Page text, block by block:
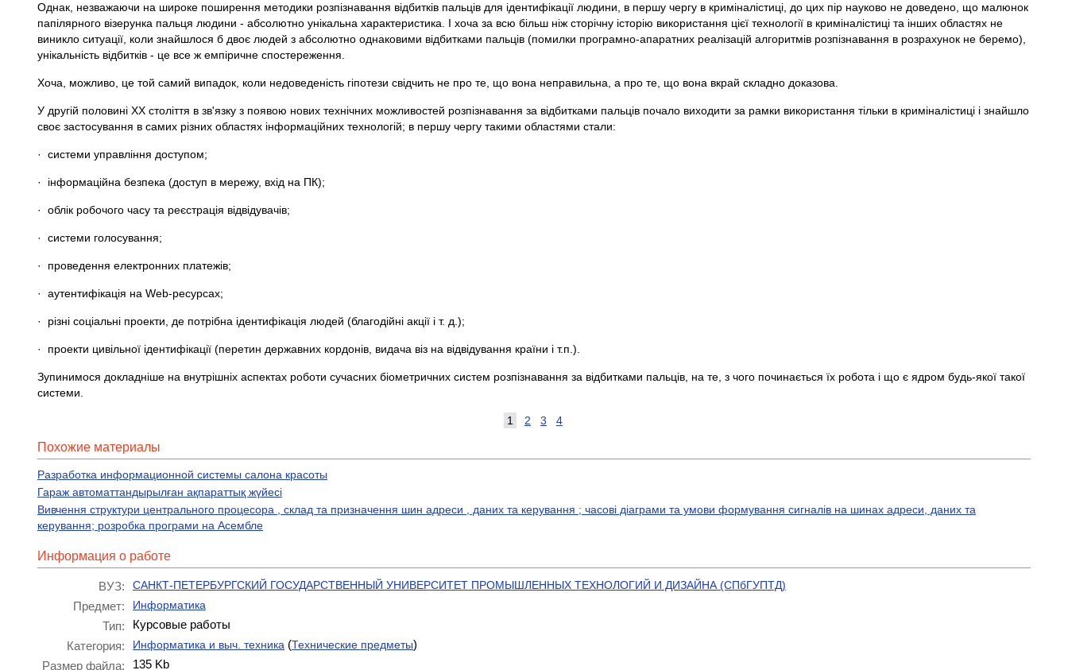
Однак, незважаючи на широке поширення методики розпізнавання відбитків пальців для ідентифікації людини, в першу чергу в криміналістиці, до цих пір науково не доведено, що малюнок
папілярного візерунка пальця людини - абсолютно унікальна характеристика. І хоча за всю більш ніж сторічну історію використання цієї технології в криміналістиці та інших областях не
виникло ситуації, коли знайшлося б двоє людей з абсолютно однаковими відбитками пальців (помилки програмно-апаратних реалізацій алгоритмів розпізнавання в розрахунок не беремо),
унікальність відбитків - це все ж емпіричне спостереження.
Хоча, можливо, це той самий випадок, коли недоведеність гіпотези свідчить не про те, що вона неправильна, а про те, що вона вкрай складно доказова.
У другій половині ХХ століття в зв'язку з появою нових технічних можливостей розпізнавання за відбитками пальців почало виходити за рамки використання тільки в криміналістиці і знайшло
своє застосування в самих різних областях інформаційних технологій; в першу чергу такими областями стали:
· системи управління доступом;
· інформаційна безпека (доступ в мережу, вхід на ПК);
· облік робочого часу та реєстрація відвідувачів;
· системи голосування;
· проведення електронних платежів;
· аутентифікація на Web-ресурсах;
· різні соціальні проекти, де потрібна ідентифікація людей (благодійні акції і т. д.);
· проекти цивільної ідентифікації (перетин державних кордонів, видача віз на відвідування країни і т.п.).
Зупинимося докладніше на внутрішніх аспектах роботи сучасних біометричних систем розпізнавання за відбитками пальців, на те, з чого починається їх робота і що є ядром будь-якої такої
системи.
1 2 3 4
Похожие материалы
Разработка информационной системы салона красоты
Гараж автоматтандырылған ақпараттық жүйесі
Вивчення структури центрального процесора , склад та призначення шин адреси , даних та керування ; часові діаграми та умови формування сигналів на шинах адреси, даних та
керування; розробка програми на Асембле
Информация о работе
ВУЗ: САНКТ-ПЕТЕРБУРГСКИЙ ГОСУДАРСТВЕННЫЙ УНИВЕРСИТЕТ ПРОМЫШЛЕННЫХ ТЕХНОЛОГИЙ И ДИЗАЙНА (СПбГУПТД)
Предмет: Информатика
Тип:
Курсовые работы
Категория:
Информатика и выч. техника (Технические предметы)
Размер файла:
135 Kb